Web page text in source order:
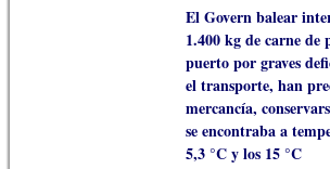
El Govern balear
1.400 kg de carne de
puerto por graves
el transporte, han
mercancía,
se encontraba a
5,3 °C y los 15 °C